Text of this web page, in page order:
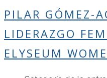
PILAR GÓMEZ-
LIDERAZGO
ELYSEUM